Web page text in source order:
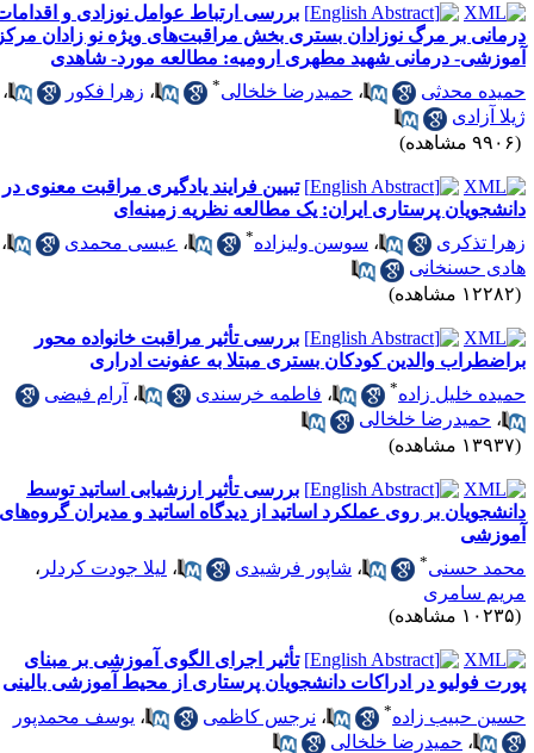
بررسی ارتباط عوامل نوزادی و اقدامات
بر مرگ نوزادان بستری بخش مراقبت‌های ویژه نو زادان مرکز
درمانی شهید مطهری ارومیه: مطالعه مورد- شاهدی
محدثی
،حمیدرضا خلخالی ،زهرا فکور
،
آزادی
تبیین فرایند یادگیری مراقبت معنوی در
پرستاری ایران: یک مطالعه نظریه زمینه‌ای
تذکری
،سوسن ولیزاده ،عیسی محمدی
،
حسنخانی
بررسی تأثیر مراقبت خانواده محور
والدین کودکان بستری مبتلا به عفونت ادراری
خلیل زاده
،فاطمه خرسندی ،آرام فیضی
،حمیدرضا خلخالی
بررسی تأثیر ارزشیابی اساتید توسط
بر روی عملکرد اساتید از دیدگاه اساتید و مدیران گروه‌های
حسنی
،شاپور فرشیدی ،لیلا جودت کردلر،
سامری
تأثیر اجرای الگوی آموزشی بر مبنای
فولیو در ادراکات دانشجویان پرستاری از محیط آموزشی بالینی
حبیب زاده
،نرجس کاظمی ،یوسف محمدپور
،حمیدرضا خلخالی